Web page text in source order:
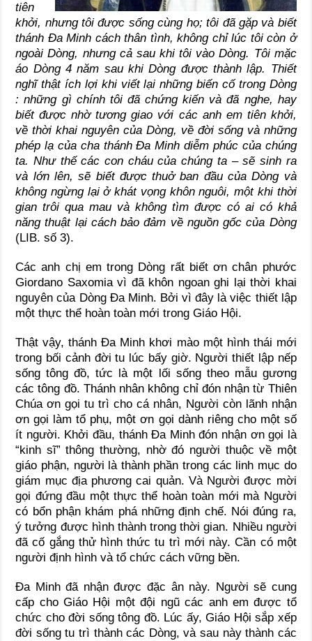
tiên
khởi, nhưng tôi được sống cùng họ; tôi đã gặp và biết
thánh Đa Minh cách thân tình, không chỉ lúc tôi còn ở
ngoài Dòng, nhưng cả sau khi tôi vào Dòng. Tôi mặc
áo Dòng 4 năm sau khi Dòng được thành lập. Thiết
nghĩ thật ích lợi khi viết lại những biến cố trong Dòng
: những gì chính tôi đã chứng kiến và đã nghe, hay
biết được nhờ tương giao với các anh em tiên khởi,
về thời khai nguyên của Dòng, về đời sống và những
phép lạ của cha thánh Đa Minh diễm phúc của chúng
ta. Như thế các con cháu của chúng ta – sẽ sinh ra
và lớn lên, sẽ biết được thuở ban đầu của Dòng và
không ngừng lại ở khát vọng khôn nguôi, một khi thời
gian trôi qua mau và không tìm được có ai có khả
năng thuật lại cách bảo đảm về nguồn gốc của Dòng
(LIB. số 3).
Các anh chị em trong Dòng rất biết ơn chân phước
Giordano Saxomia vì đã khôn ngoan ghi lại thời khai
nguyên của Dòng Đa Minh. Bởi vì đây là việc thiết lập
một thực thể hoàn toàn mới trong Giáo Hội.
Thật vậy, thánh Đa Minh khơi mào một hình thái mới
trong bối cảnh đời tu lúc bấy giờ. Người thiết lập nếp
sống tông đồ, tức là một lối sống theo mẫu gương
các tông đồ. Thánh nhân không chỉ đón nhận từ Thiên
Chúa ơn gọi tu trì cho cá nhân, Người còn lãnh nhận
ơn gọi làm tổ phụ, một ơn gọi dành riêng cho một số
ít người. Khởi đầu, thánh Đa Minh đón nhận ơn gọi là
“kinh sĩ” thông thường, nhờ đó người thuộc về một
giáo phận, người là thành phần trong các linh mục do
giám mục địa phương cai quản. Và Người được mời
gọi đứng đầu một thực thể hoàn toàn mới mà Người
có bổn phận khám phá những định chế. Nói đúng ra,
ý tưởng được hình thành trong thời gian. Nhiều người
đã cố gắng thử hình thức tu trì mới này. Cần có một
người định hình và tổ chức cách vững bền.
Đa Minh đã nhận được đặc ân này. Người sẽ cung
cấp cho Giáo Hội một đội ngũ các anh em được tổ
chức cho đời sống tông đồ. Lúc ấy, Giáo Hội sắp xếp
đời sống tu trì thành các Dòng, và sau này thành các